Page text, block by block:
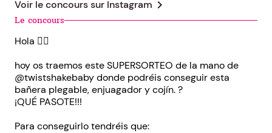
Voir le concours sur Instagram chevron_right
Le concours
Hola 🙋‍♀️
hoy os traemos este SUPERSORTEO de la mano de
@twistshakebaby donde podréis conseguir esta
bañera plegable, enjuagador y cojín. ?
¡QUÉ PASOTE!!!
Para conseguirlo tendréis que: